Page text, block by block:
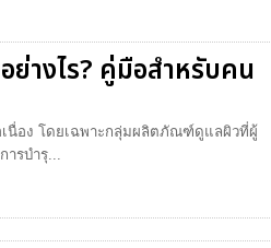
างไร? คู่มือสำหรับคน
นื่อง โดยเฉพาะกลุ่มผลิตภัณฑ์ดูแลผิวที่ผู้
รบำรุ...